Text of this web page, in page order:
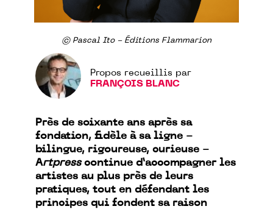
© Pascal Ito - Éditions Flammarion
Propos recueillis par
FRANÇOIS BLANC
Près de soixante ans après sa
fondation, fidèle à sa ligne -
bilingue, rigoureuse, curieuse -
Artpresscontinue d’accompagner les
artistes au plus près de leurs
pratiques, tout en défendant les
principes qui fondent sa raison